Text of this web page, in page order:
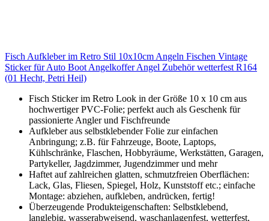
Fisch Aufkleber im Retro Stil 10x10cm Angeln Fischen Vintage
Sticker für Auto Boot Angelkoffer Angel Zubehör wetterfest R164
(01 Hecht, Petri Heil)
Fisch Sticker im Retro Look in der Größe 10 x 10 cm aus
hochwertiger PVC-Folie; perfekt auch als Geschenk für
passionierte Angler und Fischfreunde
Aufkleber aus selbstklebender Folie zur einfachen
Anbringung; z.B. für Fahrzeuge, Boote, Laptops,
Kühlschränke, Flaschen, Hobbyräume, Werkstätten, Garagen,
Partykeller, Jagdzimmer, Jugendzimmer und mehr
Haftet auf zahlreichen glatten, schmutzfreien Oberflächen:
Lack, Glas, Fliesen, Spiegel, Holz, Kunststoff etc.; einfache
Montage: abziehen, aufkleben, andrücken, fertig!
Überzeugende Produkteigenschaften: Selbstklebend,
langlebig, wasserabweisend, waschanlagenfest, wetterfest,